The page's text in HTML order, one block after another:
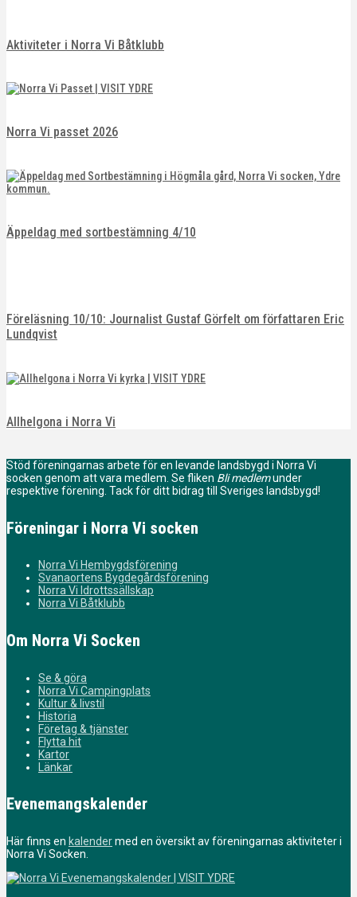
Aktiviteter i Norra Vi Båtklubb
Norra Vi passet 2026
Äppeldag med sortbestämning 4/10
Föreläsning 10/10: Journalist Gustaf Görfelt om författaren Eric
Lundqvist
Allhelgona i Norra Vi
Stöd föreningarnas arbete för en levande landsbygd i Norra Vi
socken genom att vara medlem. Se fliken Bli medlemunder
respektive förening. Tack för ditt bidrag till Sveriges landsbygd!
Föreningar i Norra Vi socken
Norra Vi Hembygdsförening
Svanaortens Bygdegårdsförening
Norra Vi Idrottssällskap
Norra Vi Båtklubb
Om Norra Vi Socken
Se & göra
Norra Vi Campingplats
Kultur & livstil
Historia
Företag & tjänster
Flytta hit
Kartor
Länkar
Evenemangskalender
Här finns en kalendermed en översikt av föreningarnas aktiviteter i
Norra Vi Socken.